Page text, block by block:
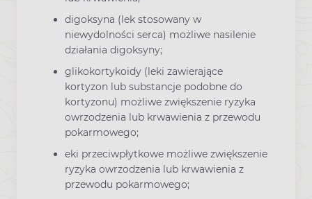
digoksyna (lek stosowany w
niewydolności serca) możliwe nasilenie
działania digoksyny;
glikokortykoidy (leki zawierające
kortyzon lub substancje podobne do
kortyzonu) możliwe zwiększenie ryzyka
owrzodzenia lub krwawienia z przewodu
pokarmowego;
eki przeciwpłytkowe możliwe zwiększenie
ryzyka owrzodzenia lub krwawienia z
przewodu pokarmowego;